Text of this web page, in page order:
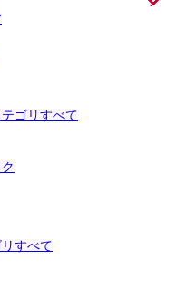
ゴリすべて
すべて